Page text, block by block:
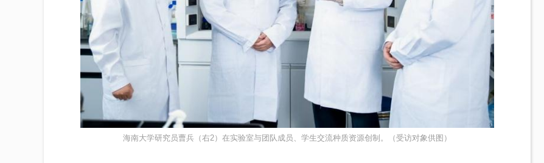
海南大学研究员曹兵（右2）在实验室与团队成员、学生交流种质资源创制。（受访对象供图）